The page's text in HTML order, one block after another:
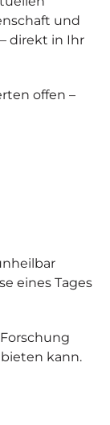
und
direkt in Ihr
offen –
eines Tages
kann.